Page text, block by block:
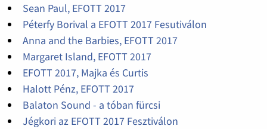
Sean Paul, EFOTT 2017
Péterfy Borival a EFOTT 2017 Fesutiválon
Anna and the Barbies, EFOTT 2017
Margaret Island, EFOTT 2017
EFOTT 2017, Majka és Curtis
Halott Pénz, EFOTT 2017
Balaton Sound - a tóban fürcsi
Jégkori az EFOTT 2017 Fesztiválon